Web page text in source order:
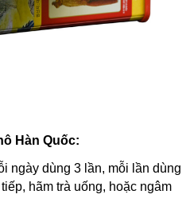
Hàn Quốc:
ngày dùng 3 lần, mỗi lần dùng
hãm trà uống, hoặc ngâm